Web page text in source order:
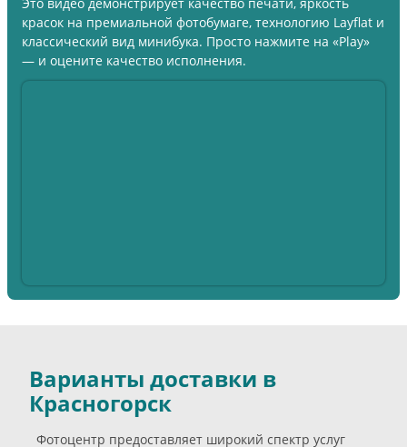
красок на премиальной фотобумаге, технологию Layflat и
классический вид минибука. Просто нажмите на «Play»
— и оцените качество исполнения.
Варианты доставки в
Красногорск
Фотоцентр предоставляет широкий спектр услуг